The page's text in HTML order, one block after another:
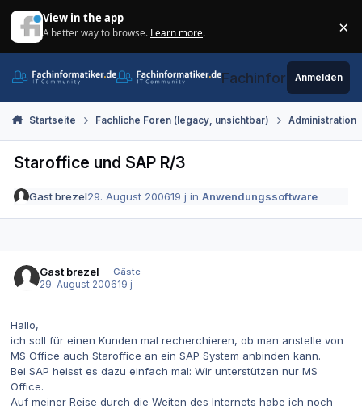
View in the app
A better way to browse. Learn more. ×
Fachinformatiker.de
Anmelden
Startseite Fachliche Foren (legacy, unsichtbar) Administration
Staroffice und SAP R/3
Gast brezel29. August 200619 j inAnwendungssoftware
Gast brezel
Gäste
29. August 200619 j
Hallo,
ich soll für einen Kunden mal recherchieren, ob man anstelle von
MS Office auch Staroffice an ein SAP System anbinden kann.
Bei SAP heisst es dazu einfach mal: Wir unterstützen nur MS
Office.
Auf meiner Reise durch die Weiten des Internets habe ich noch